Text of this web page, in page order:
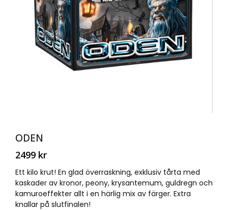
ODEN
2499 kr
Ett kilo krut! En glad överraskning, exklusiv tårta med
kaskader av kronor, peony, krysantemum, guldregn och
kamuroeffekter allt i en härlig mix av färger. Extra
knallar på slutfinalen!